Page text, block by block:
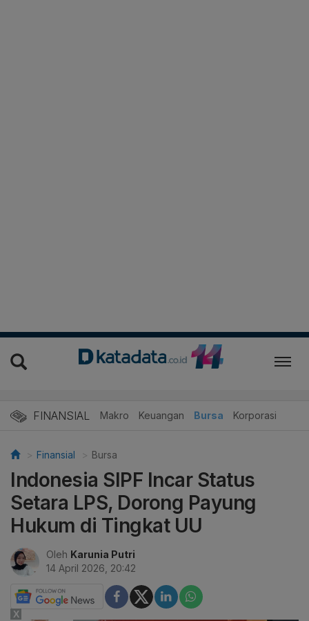
FINANSIAL Makro Keuangan Bursa Korporasi
Finansial Bursa
Indonesia SIPF Incar Status
Setara LPS, Dorong Payung
Hukum di Tingkat UU
Oleh Karunia Putri
14 April 2026, 20:42
X